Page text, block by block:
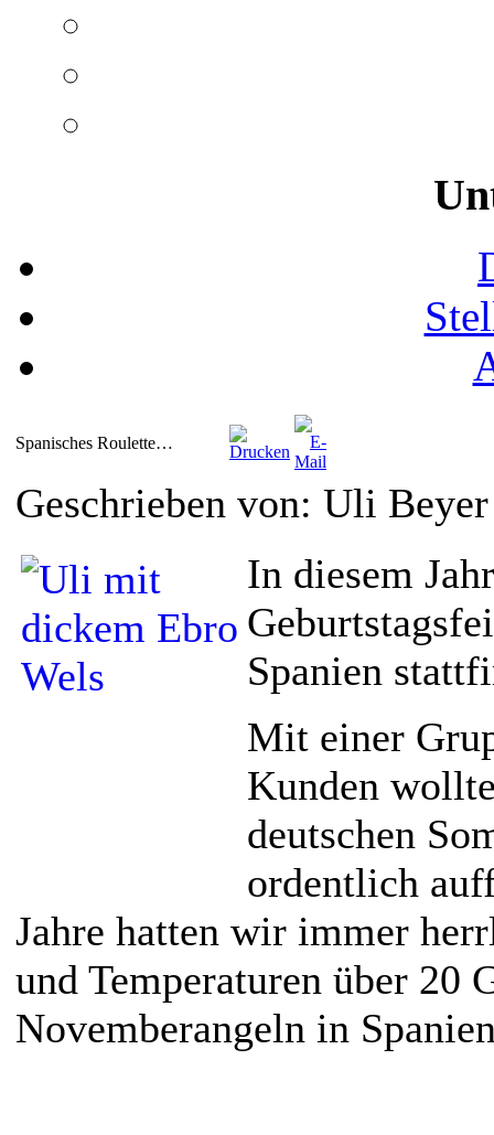
Spanisches Roulette…
Geschrieben von: Uli
In diesem
Spanien
Mit einer
Kunden
deutschen
ordentlich
Jahre hatten wir immer
und Temperaturen über 20
Novemberangeln in